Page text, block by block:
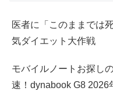
医者に「このままでは
気ダイエット大作戦
モバイルノートお探し
速！dynabook G8 2026